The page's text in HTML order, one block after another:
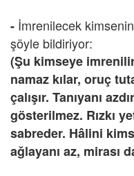
- İmrenilecek
şöyle bildiriyor:
(Şu kimseye
namaz kılar, oruç
çalışır. Tanıyanı
gösterilmez. Rızkı
sabreder. Hâlini
ağlayanı az, mirası